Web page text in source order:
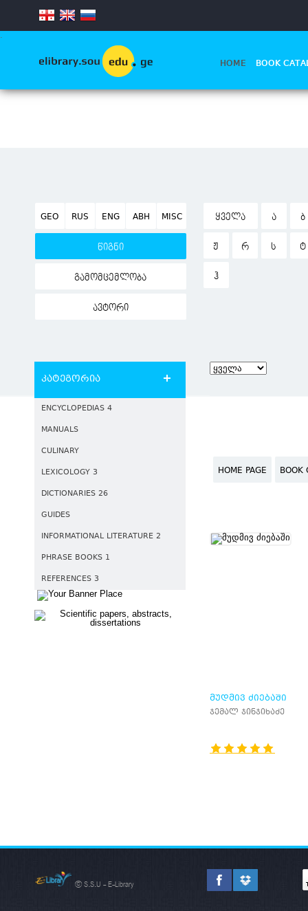
.
HOME BOOK
GEO RUS ENG ABH MISC
წიგნი
გამომცემლობა
ავტორი
ᲧᲕᲔᲚᲐ Ა Ბ
Ჟ Რ Ს Ტ
Ჰ
კატეგორია
ENCYCLOPEDIAS 4
MANUALS
CULINARY
LEXICOLOGY 3
DICTIONARIES 26
GUIDES
INFORMATIONAL LITERATURE 2
PHRASE BOOKS 1
REFERENCES 3
HOME PAGE BOOK
ᲛᲣᲓᲛᲘᲕ ᲫᲘᲔᲑᲐᲨᲘ
ჯემალ ჯინჯიხაძე
© S.S.U - E-Library